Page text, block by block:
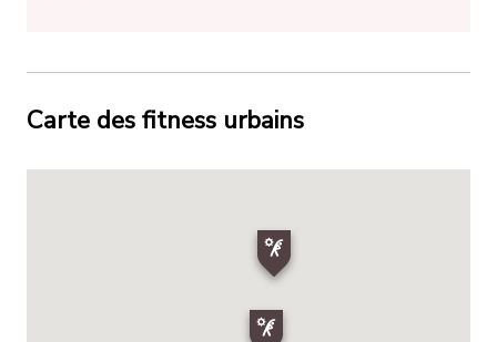
Carte des fitness urbains